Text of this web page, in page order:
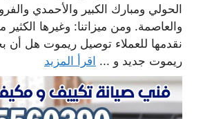
الحولي ومبارك الكبير والأحمدي
والعاصمة. ومن ميزاتنا: وغيرها الكثير
نقدمها للعملاء توصيل ريموت هل أن
ريموت جديد و ... اقرأ المزيد